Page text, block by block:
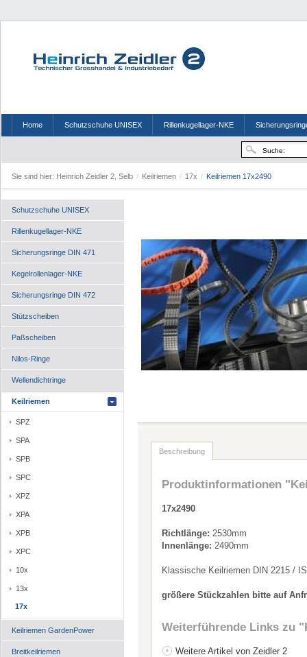
Home Schutzschuhe UNISEX Rillenkugellager-NKE
Sie sind hier: Heinrich Zeidler 2, Selb / Keilriemen / 17x / Keilriemen 17x2490
Schutzschuhe UNISEX
Rillenkugellager-NKE
Sicherungsringe DIN 471
Kegelrollenlager-NKE
Sicherungsringe DIN 472
Stützscheiben
Paßscheiben
Nilos-Ringe
Wellendichtringe
Keilriemen
SPZ
SPA
SPB
SPC
XPZ
XPA
XPB
XPC
10x
13x
17x
Keilriemen GardenPower
Breitkeilriemen
Beschreibung
Produktinformationen
17x2490
Richtlänge: 2530mm
Innenlänge: 2490mm
Klassische Keilriemen DIN 2215 /
größere Stückzahlen bitte auf
Weiterführende Links zu
Weitere Artikel von Zeidler 2